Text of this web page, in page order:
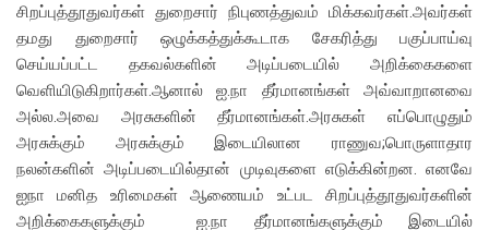
சிறப்புத்தூதுவர்கள் துறைசார் நிபுணத்துவம் மிக்கவர்கள்.அவர்கள்
தமது துறைசார் ஒழுக்கத்துக்கூடாக சேகரித்து பகுப்பாய்வு
செய்யப்பட்ட தகவல்களின் அடிப்படையில் அறிக்கைகளை
வெளியிடுகிறார்கள்.ஆனால் ஐ.நா தீர்மானங்கள் அவ்வாறானவை
அல்ல.அவை அரசுகளின் தீர்மானங்கள்.அரசுகள் எப்பொழுதும்
அரசுக்கும் அரசுக்கும் இடையிலான ராணுவ;பொருளாதார
நலன்களின் அடிப்படையில்தான் முடிவுகளை எடுக்கின்றன. எனவே
ஐநா மனித உரிமைகள் ஆணையம் உட்பட சிறப்புத்தூதுவர்களின்
அறிக்கைகளுக்கும் ஐ.நா தீர்மானங்களுக்கும் இடையில்